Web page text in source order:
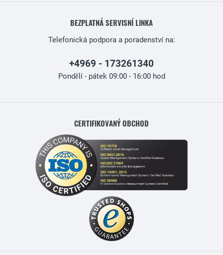
BEZPLATNÁ SERVISNÍ LINKA
Telefonická podpora a poradenství na:
+4969 - 173261340
Pondělí - pátek 09:00 - 16:00 hod
CERTIFIKOVANÝ OBCHOD